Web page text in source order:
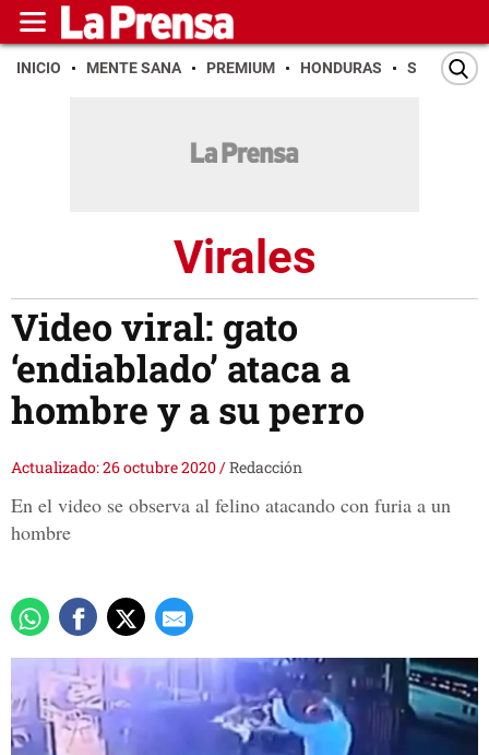
INICIO MENTE SANA PREMIUM HONDURAS SAN PEDRO
Virales
Video viral: gato
‘endiablado’ ataca a
hombre y a su perro
Actualizado: 26 octubre 2020/Redacción
En el video se observa al felino atacando con furia a un
hombre